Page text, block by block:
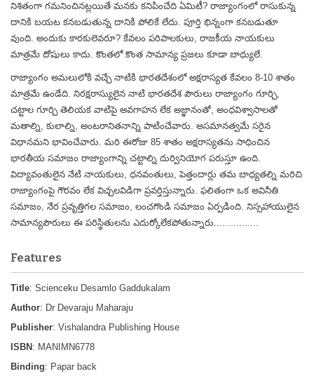
నిశితంగా గమనించినట్లయితే మనకు కనిపించేది ఏమిటీ? రాజ్యాంగంలో రాసుకున్న
దానికి బయట కనబడుతున్న దానికి పోలికే లేదు. పూర్తి భిన్నంగా కనబడుతూ
వుంది. అందుకు కారకులెవరూ? కేవలం పరిపాలకులు, రాజకీయ నాయకులు
మాత్రమే దోషులు కాదు. కొంతలో కొంత సామాన్య ప్రజలు కూడా బాధ్యులే.
రాజ్యాంగం అమలులోకి వచ్చే నాటికి భారతదేశంలో అక్షరాస్యత కేవలం 8-10 శాతం
మాత్రమే ఉండేది. నిరక్షరాస్యులైన నాటి భారతదేశ పౌరులు రాజ్యాంగం గూర్చి,
చట్టాల గూర్చి తెలియక వాటిపై అవగాహన లేక అజ్ఞానంతో, అంధవిశ్వాసాలతో
మతాల్ని, కులాల్ని, అంటరానితనాన్ని పాటించేవారు. అసమానత్వమే సరైన
విధానమని భావించేవారు. మరి ఈరోజు 85 శాతం అక్షరాస్యతను సాధించిన
భారతీయ సమాజం రాజ్యాంగాన్ని చట్టాల్ని దుర్వినియోగ పరుస్తూ ఉంది.
విద్యావంతులైన నేటి నాయకులు, ధనవంతులు, పెత్తందార్లు తమ బాధ్యతల్ని మరిచి
రాజ్యాంగంపై గౌరవం లేక విచ్చలవిడిగా ప్రవర్తిస్తున్నారు. ఫలితంగా ఒక అవినీతి
సమాజం, నేర ప్రవృత్తిగల సమాజం, లంచగొండి సమాజం ఏర్పడింది. నిస్సహాయులైన
సామాన్యపౌరులు ఈ పరిస్థితులను ఎదుర్కోలేకపోతున్నారు................
Features
Title: Scienceku Desamlo Gaddukalam
Author: Dr Devaraju Maharaju
Publisher: Vishalandra Publishing House
ISBN : MANIMN6778
Binding: Papar back